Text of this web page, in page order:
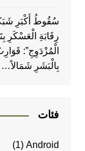
سُقُوطُ أَكْبَرِ
رِقَابَةِ الْعَسْكَرِ
الْمُزْدَوِجِ”:
بِالْبَشَرِ شَمَالاً…
فئات
Android
(1)